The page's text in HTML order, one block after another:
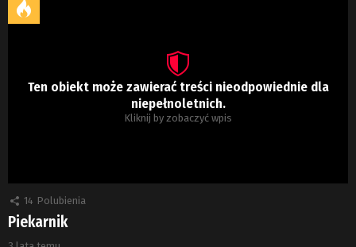
Ten obiekt może zawierać treści nieodpowiednie dla
niepełnoletnich.
Kliknij by zobaczyć wpis
14 Polubienia
Piekarnik